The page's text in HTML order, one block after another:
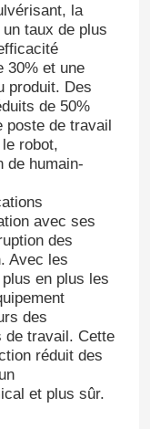
la
taux de plus
30% et une
produit. Des
de 50%
poste de travail
robot,
de humain-
avec ses
des
Avec les
en plus les
des
de travail. Cette
réduit des
et plus sûr.